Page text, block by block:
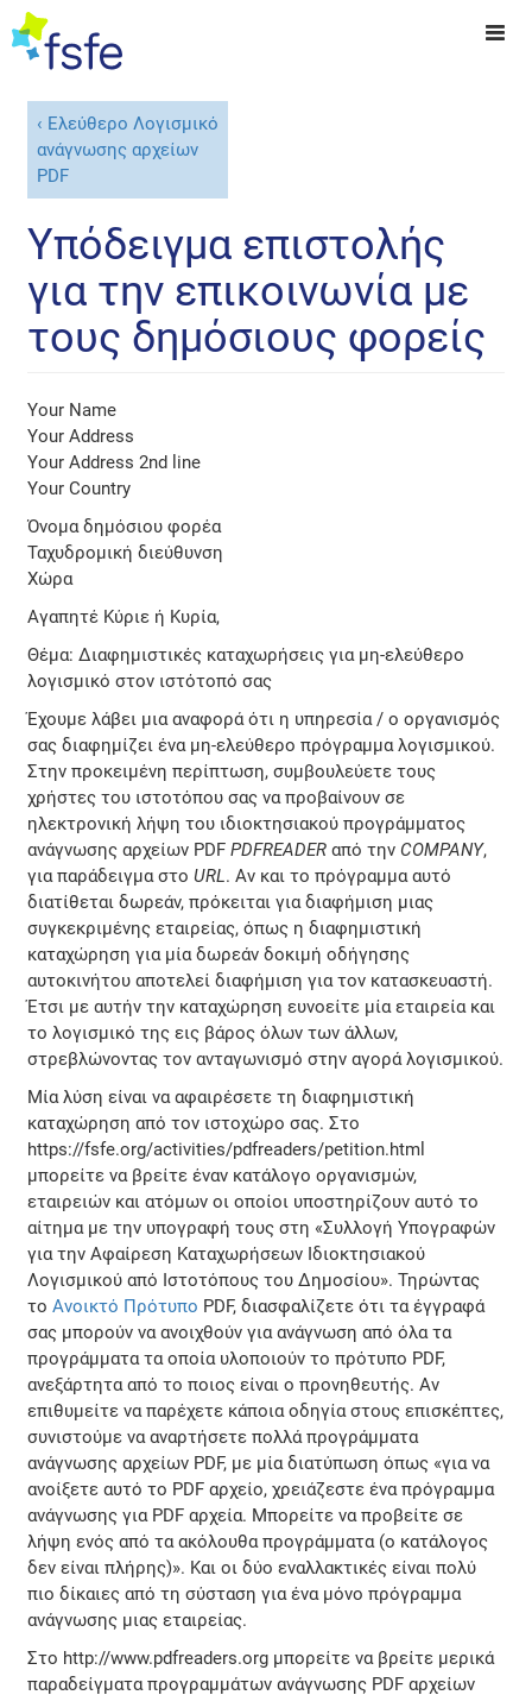
Ελεύθερο Λογισμικό
ανάγνωσης αρχείων
PDF
Υπόδειγμα επιστολής
για την επικοινωνία με
τους δημόσιους φορείς
Your Name
Your Address
Your Address 2nd line
Your Country
Όνομα δημόσιου φορέα
Ταχυδρομική διεύθυνση
Χώρα
Αγαπητέ Κύριε ή Κυρία,
Θέμα: Διαφημιστικές καταχωρήσεις για μη-ελεύθερο
λογισμικό στον ιστότοπό σας
Έχουμε λάβει μια αναφορά ότι η υπηρεσία / ο οργανισμός
σας διαφημίζει ένα μη-ελεύθερο πρόγραμμα λογισμικού.
Στην προκειμένη περίπτωση, συμβουλεύετε τους
χρήστες του ιστοτόπου σας να προβαίνουν σε
ηλεκτρονική λήψη του ιδιοκτησιακού προγράμματος
ανάγνωσης αρχείων PDFPDFREADER από την COMPANY,
για παράδειγμα στοURL. Αν και το πρόγραμμα αυτό
διατίθεται δωρεάν, πρόκειται για διαφήμιση μιας
συγκεκριμένης εταιρείας, όπως η διαφημιστική
καταχώρηση για μία δωρεάν δοκιμή οδήγησης
αυτοκινήτου αποτελεί διαφήμιση για τον κατασκευαστή.
Έτσι με αυτήν την καταχώρηση ευνοείτε μία εταιρεία και
το λογισμικό της εις βάρος όλων των άλλων,
στρεβλώνοντας τον ανταγωνισμό στην αγορά λογισμικού.
Μία λύση είναι να αφαιρέσετε τη διαφημιστική
καταχώρηση από τον ιστοχώρο σας. Στο
https://fsfe.org/activities/pdfreaders/petition.html
μπορείτε να βρείτε έναν κατάλογο οργανισμών,
εταιρειών και ατόμων οι οποίοι υποστηρίζουν αυτό το
αίτημα με την υπογραφή τους στη «Συλλογή Υπογραφών
για την Αφαίρεση Καταχωρήσεων Ιδιοκτησιακού
Λογισμικού από Ιστοτόπους του Δημοσίου». Τηρώντας
τοΑνοικτό Πρότυπο PDF, διασφαλίζετε ότι τα έγγραφά
σας μπορούν να ανοιχθούν για ανάγνωση από όλα τα
προγράμματα τα οποία υλοποιούν το πρότυπο PDF,
ανεξάρτητα από το ποιος είναι ο προνηθευτής. Αν
επιθυμείτε να παρέχετε κάποια οδηγία στους επισκέπτες,
συνιστούμε να αναρτήσετε πολλά προγράμματα
ανάγνωσης αρχείων PDF, με μία διατύπωση όπως «για να
ανοίξετε αυτό το PDF αρχείο, χρειάζεστε ένα πρόγραμμα
ανάγνωσης για PDF αρχεία. Μπορείτε να προβείτε σε
λήψη ενός από τα ακόλουθα προγράμματα (ο κατάλογος
δεν είναι πλήρης)». Και οι δύο εναλλακτικές είναι πολύ
πιο δίκαιες από τη σύσταση για ένα μόνο πρόγραμμα
ανάγνωσης μιας εταιρείας.
Στο http://www.pdfreaders.org μπορείτε να βρείτε μερικά
παραδείγματα προγραμμάτων ανάγνωσης PDF αρχείων